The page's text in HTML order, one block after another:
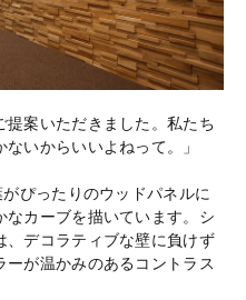
提案いただきました。私たち
いからいいよねって。」
ぴったりのウッドパネルに
カーブを描いています。シ
、デコラティブな壁に負けず
が温かみのあるコントラス